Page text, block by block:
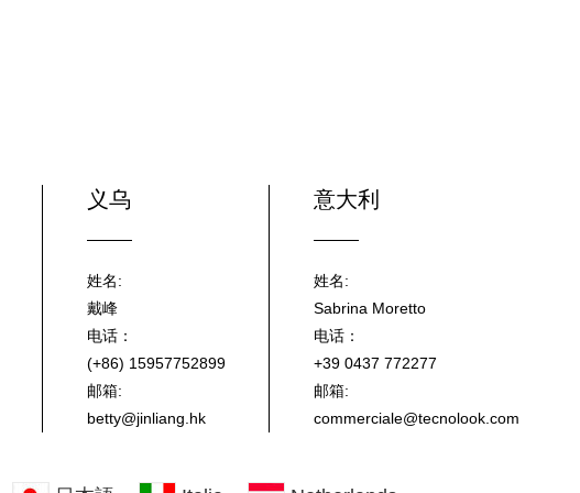
义乌
姓名:
戴峰
电话：
(+86) 15957752899
邮箱:
betty@jinliang.hk
意大利
姓名:
Sabrina Moretto
电话：
+39 0437 772277
邮箱:
commerciale@tecnolook.com